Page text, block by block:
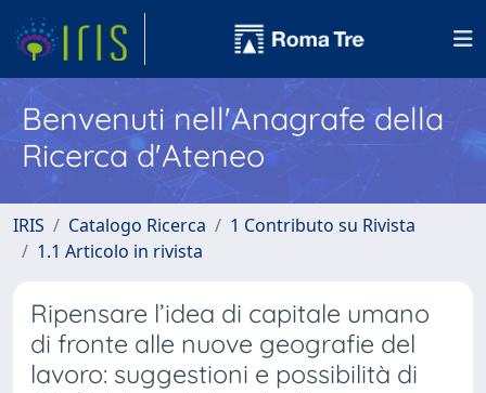
Benvenuti nell'Anagrafe della
Ricerca d'Ateneo
IRIS Catalogo Ricerca
1 Contributo su Rivista
1.1 Articolo in rivista
Ripensare l’idea di capitale umano
di fronte alle nuove geografie del
lavoro: suggestioni e possibilità di